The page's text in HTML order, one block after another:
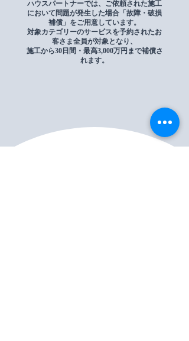
ハウスパートナーでは、ご依頼された施工
において問題が発生した場合「故障・破損
補償」をご用意しています。
対象カテゴリーのサービスを予約されたお
客さま全員が対象となり、
施工から30日間・最高3,000万円まで補償さ
れます。